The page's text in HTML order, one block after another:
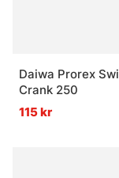
Daiwa Prorex
Crank 250
115 kr